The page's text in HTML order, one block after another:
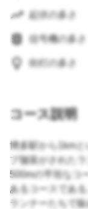
起伏の多さ
信号機の多さ
街灯の多さ
コース説明
博多駅から1km
プ舗装がされた
500mの平坦なコ
あるコースであ
ランナーたちで